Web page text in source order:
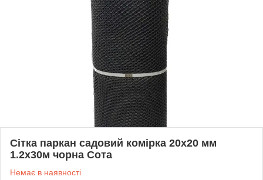
Сітка паркан садовий комірка 20х20 мм
1.2х30м чорна Сота
Немає в наявності